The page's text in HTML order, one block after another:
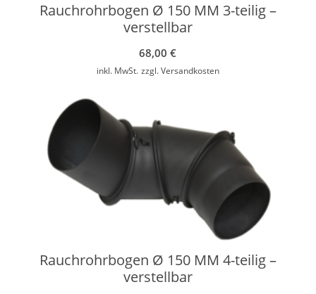
Rauchrohrbogen Ø 150 MM 3-teilig –
verstellbar
68,00€
inkl. MwSt. zzgl.Versandkosten
Rauchrohrbogen Ø 150 MM 4-teilig –
verstellbar